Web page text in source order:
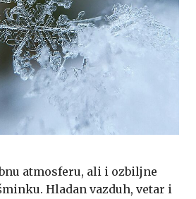
atmosferu, ali i ozbiljne
Hladan vazduh, vetar i